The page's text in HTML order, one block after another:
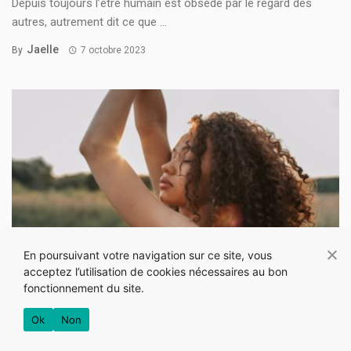
Depuis toujours l’être humain est obsédé par le regard des
autres, autrement dit ce que ...
By Jaelle 7 octobre 2023
SEXUALITÉ
En poursuivant votre navigation sur ce site, vous
acceptez l’utilisation de cookies nécessaires au bon
fonctionnement du site.
Ok Non